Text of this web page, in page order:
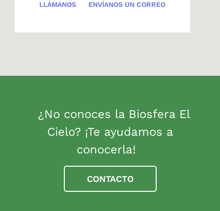
LLÁMANOS ENVÍANOS UN CORREO
¿No conoces la Biosfera El
Cielo? ¡Te ayudamos a
conocerla!
CONTACTO